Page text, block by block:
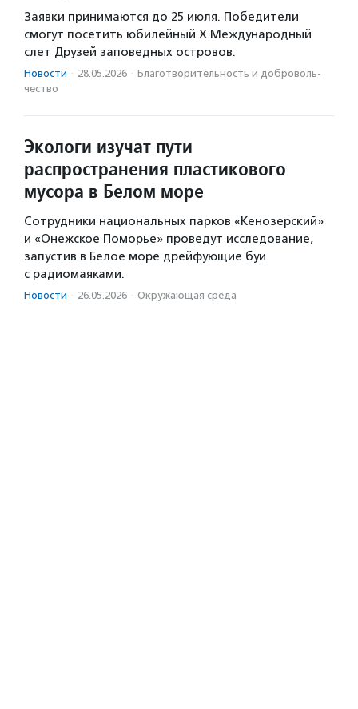
Заявки принимаются до 25 июля. Победители
смогут посетить юбилейный X Международный
слет Друзей заповедных островов.
Новости · 28.05.2026 · Благотвори­тель­ность и доброволь­
чест­во
Экологи изучат пути
распространения пластикового
мусора в Белом море
Сотрудники национальных парков «Кенозерский»
и «Онежское Поморье» проведут исследование,
запустив в Белое море дрейфующие буи
с радиомаяками.
Новости · 26.05.2026 · Окружающая среда